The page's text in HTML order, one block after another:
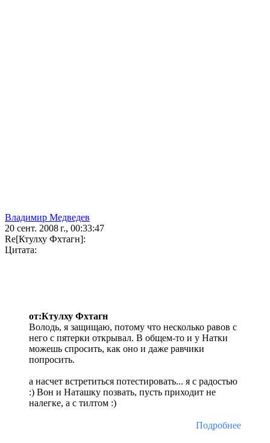
Владимир Медведев
20 сент. 2008 г., 00:33:47
Re[Ктулху Фхтагн]:
Цитата:
от:Ктулху Фхтагн
Володь, я защищаю, потому что несколько равов с
него с пятерки открывал. В общем-то и у Натки
можешь спросить, как оно и даже равчики
попросить.
а насчет встретиться потестировать... я с радостью
:) Вон и Наташку позвать, пусть приходит не
налегке, а с тилтом :)
Подробнее